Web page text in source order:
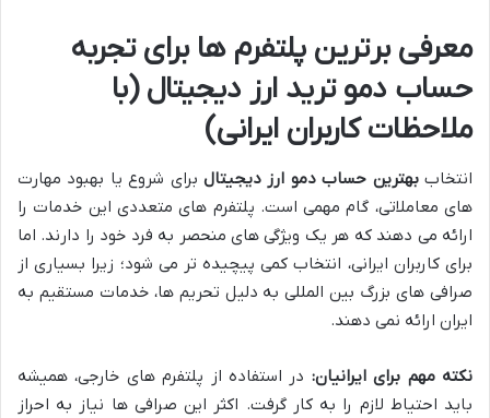
معرفی برترین پلتفرم ها برای تجربه
حساب دمو ترید ارز دیجیتال (با
ملاحظات کاربران ایرانی)
انتخاببهترین حساب دمو ارز دیجیتال برای شروع یا بهبود مهارت
های معاملاتی، گام مهمی است. پلتفرم های متعددی این خدمات را
ارائه می دهند که هر یک ویژگی های منحصر به فرد خود را دارند. اما
برای کاربران ایرانی، انتخاب کمی پیچیده تر می شود؛ زیرا بسیاری از
صرافی های بزرگ بین المللی به دلیل تحریم ها، خدمات مستقیم به
ایران ارائه نمی دهند.
نکته مهم برای ایرانیان: در استفاده از پلتفرم های خارجی، همیشه
باید احتیاط لازم را به کار گرفت. اکثر این صرافی ها نیاز به احراز